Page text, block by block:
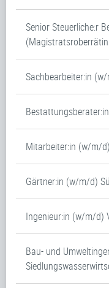
Senior Steuerliche:r
Sachbearbeiter:in
Mitarbeiter:in (w/m/
Gärtner:in (w/m/d)
Ingenieur:in (w/m/d)
Bau- und